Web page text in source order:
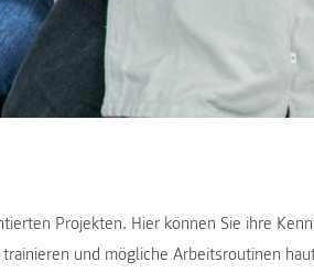
Projekten. Hier können Sie ihre
und mögliche Arbeitsroutinen